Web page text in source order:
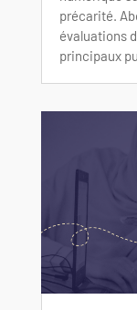
précarité.
évaluations
principaux